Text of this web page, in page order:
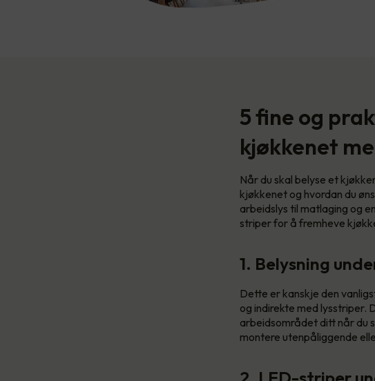
5 fine og
kjøkkenet
Når du skal belyse et
kjøkkenet og hvordan du
arbeidslys til matlaging og
striper for å fremheve
1. Belysning
Dette er kanskje den
og indirekte med lysstriper.
arbeidsområdet ditt når du
montere utenpåliggende